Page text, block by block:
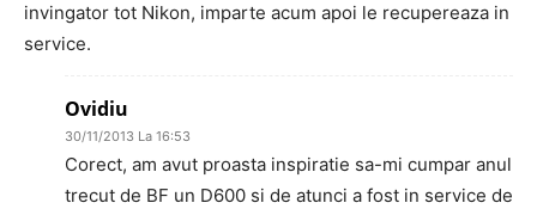
invingator tot Nikon, imparte acum apoi le recupereaza in
service.
Ovidiu
30/11/2013 La 16:53
Corect, am avut proasta inspiratie sa-mi cumpar anul
trecut de BF un D600 si de atunci a fost in service de